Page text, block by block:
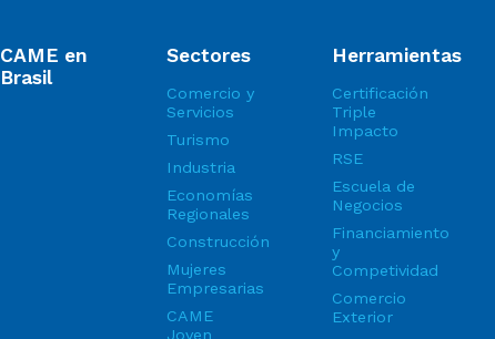
CAME en
Brasil
Sectores
Comercio y
Servicios
Turismo
Industria
Economías
Regionales
Construcción
Mujeres
Empresarias
CAME
Joven
Herramientas
Certificación
Triple
Impacto
RSE
Escuela de
Negocios
Financiamiento
y
Competividad
Comercio
Exterior